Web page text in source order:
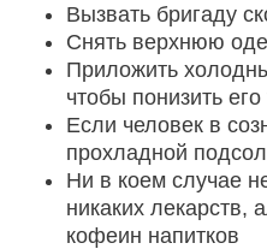
Вызвать бригаду
Снять верхнюю
Приложить
чтобы понизить
Если человек в
прохладной
Ни в коем случае
никаких лекарств,
кофеин напитков